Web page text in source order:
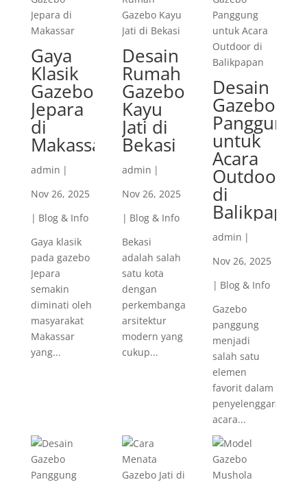
Gaya
Klasik
Gazebo
Jepara
di
Makassar
admin |
Nov 26, 2025
| Blog & Info
Gaya klasik
pada gazebo
Jepara
semakin
diminati oleh
masyarakat
Makassar
yang...
Desain
Rumah
Gazebo
Kayu
Jati di
Bekasi
admin |
Nov 26, 2025
| Blog & Info
Bekasi
adalah salah
satu kota
dengan
perkembangan
arsitektur
modern yang
cukup...
Desain
Gazebo
Panggung
untuk
Acara
Outdoor
di
Balikpapan
admin |
Nov 26, 2025
| Blog & Info
Gazebo
panggung
menjadi
salah satu
elemen
favorit dalam
penyelenggaraan
acara...